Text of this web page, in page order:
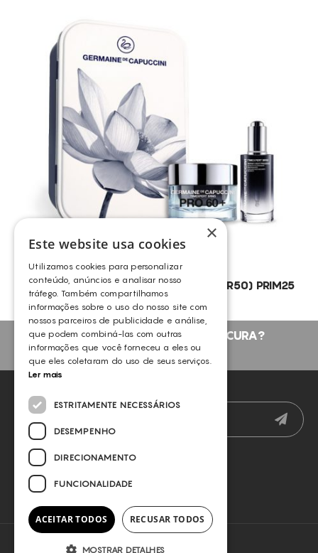
GDC – T SRNS (CR.PRO60+ 50+REPAIR50) PRIM25
GERMAINE DE CAPUCCINI
NÃO ENCONTROU O QUE PROCURA?
FALE CONNOSCO
×
Este website usa cookies
Utilizamos cookies para personalizar
conteúdo, anúncios e analisar nosso
tráfego. Também compartilhamos
informações sobre o uso do nosso site com
nossos parceiros de publicidade e análise,
que podem combiná-las com outras
informações que você forneceu a eles ou
que eles coletaram do uso de seus serviços.
Ler mais
ESTRITAMENTE NECESSÁRIOS
DESEMPENHO
DIRECIONAMENTO
FUNCIONALIDADE
ACEITAR TODOS RECUSAR TODOS
MOSTRAR DETALHES